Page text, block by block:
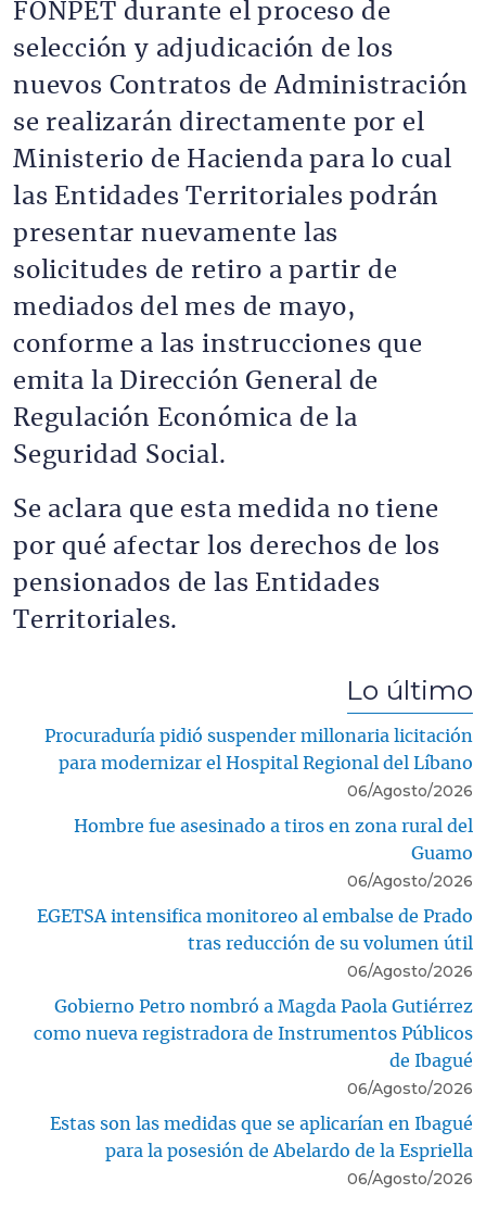
FONPET durante el proceso de
selección y adjudicación de los
nuevos Contratos de Administración
se realizarán directamente por el
Ministerio de Hacienda para lo cual
las Entidades Territoriales podrán
presentar nuevamente las
solicitudes de retiro a partir de
mediados del mes de mayo,
conforme a las instrucciones que
emita la Dirección General de
Regulación Económica de la
Seguridad Social.
Se aclara que esta medida no tiene
por qué afectar los derechos de los
pensionados de las Entidades
Territoriales.
Lo último
Procuraduría pidió suspender millonaria licitación
para modernizar el Hospital Regional del Líbano
06/Agosto/2026
Hombre fue asesinado a tiros en zona rural del
Guamo
06/Agosto/2026
EGETSA intensifica monitoreo al embalse de Prado
tras reducción de su volumen útil
06/Agosto/2026
Gobierno Petro nombró a Magda Paola Gutiérrez
como nueva registradora de Instrumentos Públicos
de Ibagué
06/Agosto/2026
Estas son las medidas que se aplicarían en Ibagué
para la posesión de Abelardo de la Espriella
06/Agosto/2026